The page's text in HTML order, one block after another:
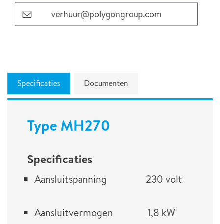
verhuur@polygongroup.com
Specificaties Documenten
Type MH270
Specificaties
Aansluitspanning 230 volt
Aansluitvermogen 1,8 kW